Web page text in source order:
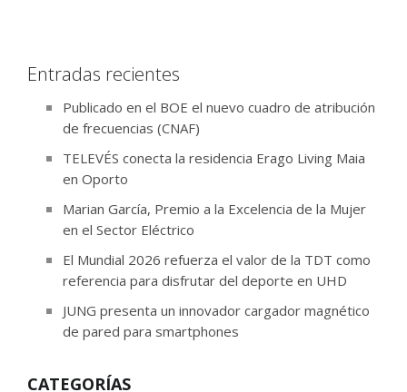
Entradas recientes
Publicado en el BOE el nuevo cuadro de atribución
de frecuencias (CNAF)
TELEVÉS conecta la residencia Erago Living Maia
en Oporto
Marian García, Premio a la Excelencia de la Mujer
en el Sector Eléctrico
El Mundial 2026 refuerza el valor de la TDT como
referencia para disfrutar del deporte en UHD
JUNG presenta un innovador cargador magnético
de pared para smartphones
CATEGORÍAS